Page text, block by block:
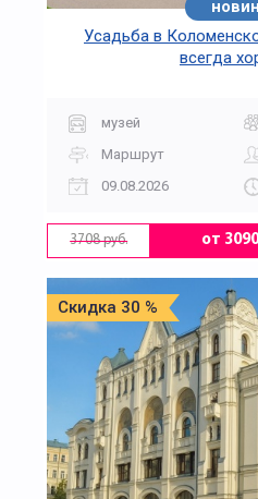
Усадьба в
всегда
музей
Маршрут
09.08.2026
3708 руб. от
Скидка 30 %